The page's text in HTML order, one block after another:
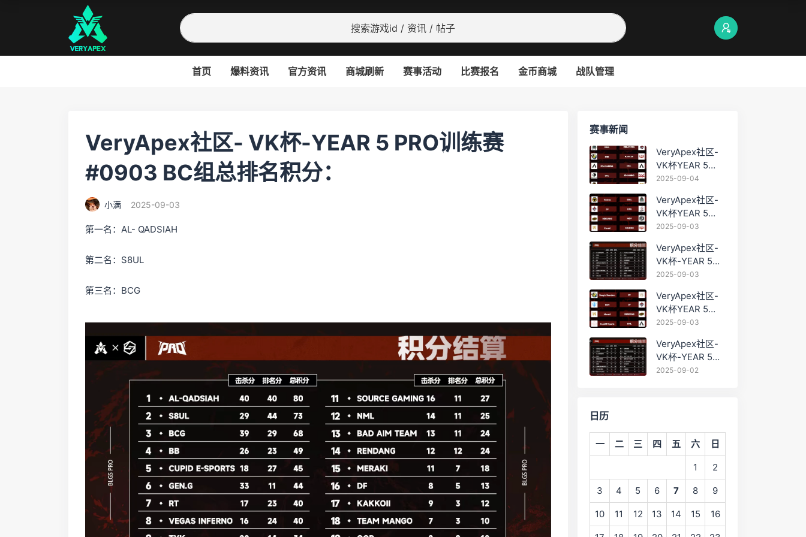
首页 爆料资讯 官方资讯 商城刷新 赛事活动 比赛报名 金币商城 战队管理
VeryApex社区- VK杯-YEAR 5 PRO训练赛
#0903 BC组总排名积分：
小满 2025-09-03
第一名：AL- QADSIAH
第二名：S8UL
第三名：BCG
赛事新闻
VeryApex社区-
VK杯YEAR 5
PRO训练赛
2025-09-04
VeryApex社区-
VK杯YEAR 5
PRO训练赛
2025-09-03
VeryApex社区-
VK杯-YEAR 5
PRO训练赛
名积分：
2025-09-03
VeryApex社区-
VK杯YEAR 5
PRO训练赛
如图:
2025-09-03
VeryApex社区-
VK杯-YEAR 5
PRO训练赛
2025-09-02
日历
一 二 三 四 五 六 日
1 2
3 4 5 6 7 8 9
10 11 12 13 14 15 16